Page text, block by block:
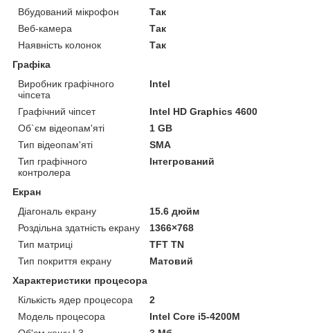
Вбудований мікрофон
Так
Веб-камера
Так
Наявність колонок
Так
Графіка
Виробник графічного
чіпсета
Intel
Графічний чіпсет
Intel HD Graphics 4600
Об`єм відеопам'яті
1 GB
Тип відеопам'яті
SMA
Тип графічного
контролера
Інтегрований
Екран
Діагональ екрану
15.6 дюйм
Роздільна здатність екрану
1366×768
Тип матриці
TFT TN
Тип покриття екрану
Матовий
Характеристики процесора
Кількість ядер процесора
2
Модель процесора
Intel Core i5-4200M